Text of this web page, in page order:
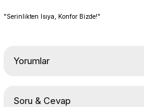
"Serinlikten Isıya, Konfor Bizde!"
Yorumlar
Soru & Cevap